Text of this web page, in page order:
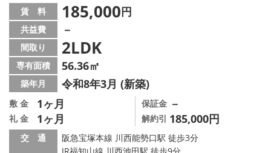
賃 料 185,000円
共益費 －
間取り 2LDK
専有面積 56.36㎡
築年月 令和8年3月 (新築)
敷 金 1ヶ月
礼 金 1ヶ月
保証金 －
解約引 185,000円
交 通
阪急宝塚本線 川西能勢口駅 徒歩3分